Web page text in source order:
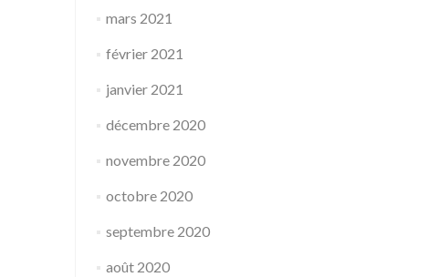
mars 2021
février 2021
janvier 2021
décembre 2020
novembre 2020
octobre 2020
septembre 2020
août 2020